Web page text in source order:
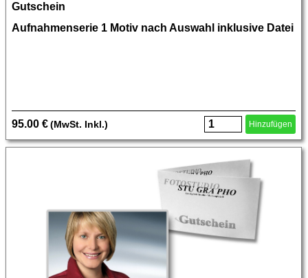
Gutschein
Aufnahmenserie 1 Motiv nach Auswahl inklusive Datei
95.00 € (MwSt. Inkl.) Hinzufügen